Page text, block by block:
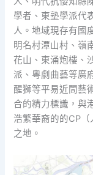
學者、東塾學派代
人。地域現存有國
明名村潭山村、嶺
花山、東涌炮樓、
派、粵劇曲藝等廣
醒獅等平易近間藝
合的精力標識，與
浩繁華裔的的CP
之地。